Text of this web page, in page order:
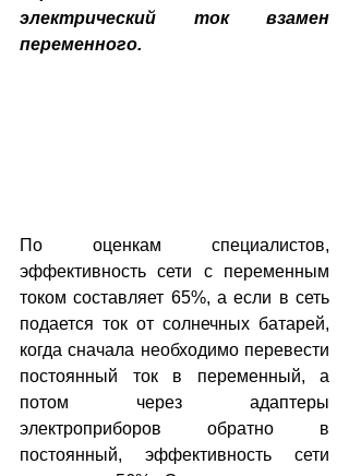
электрический ток взамен
переменного.
По оценкам специалистов,
эффективность сети с переменным
током составляет 65%, а если в сеть
подается ток от солнечных батарей,
когда сначала необходимо перевести
постоянный ток в переменный, а
потом через адаптеры
электроприборов обратно в
постоянный, эффективность сети